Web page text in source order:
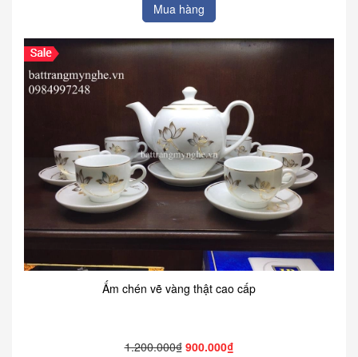
Mua hàng
Ấm chén vẽ vàng thật cao cấp
1.200.000₫ 900.000₫